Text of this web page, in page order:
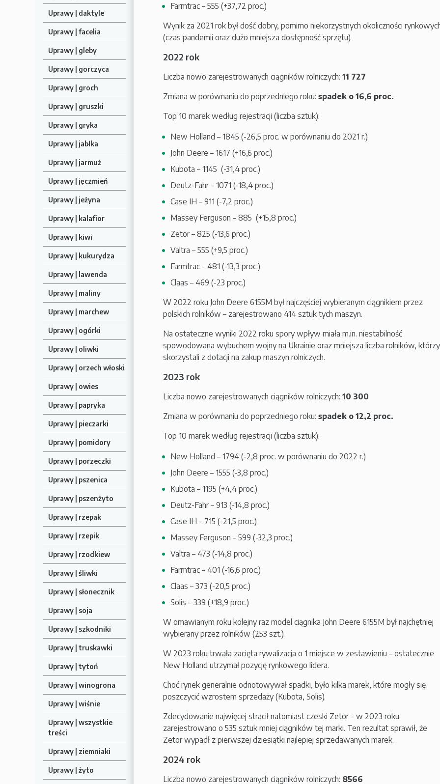
Uprawy | daktyle
Uprawy | facelia
Uprawy | gleby
Uprawy | gorczyca
Uprawy | groch
Uprawy | gruszki
Uprawy | gryka
Uprawy | jabłka
Uprawy | jarmuż
Uprawy | jęczmień
Uprawy | jeżyna
Uprawy | kalafior
Uprawy | kiwi
Uprawy | kukurydza
Uprawy | lawenda
Uprawy | maliny
Uprawy | marchew
Uprawy | ogórki
Uprawy | oliwki
Uprawy | orzech włoski
Uprawy | owies
Uprawy | papryka
Uprawy | pieczarki
Uprawy | pomidory
Uprawy | porzeczki
Uprawy | pszenica
Uprawy | pszenżyto
Uprawy | rzepak
Uprawy | rzepik
Uprawy | rzodkiew
Uprawy | śliwki
Uprawy | słonecznik
Uprawy | soja
Uprawy | szkodniki
Uprawy | truskawki
Uprawy | tytoń
Uprawy | winogrona
Uprawy | wiśnie
Uprawy | wszystkie
treści
Uprawy | ziemniaki
Uprawy | żyto
Farmtrac – 555 (+37,72 proc.)
Wynik za 2021 rok był dość dobry, pomimo niekorzystnych okoliczności
(czas pandemii oraz dużo mniejsza dostępność sprzętu).
2022 rok
Liczba nowo zarejestrowanych ciągników rolniczych: 11 727
Zmiana w porównaniu do poprzedniego roku: spadek o 16,6 proc.
Top 10 marek według rejestracji (liczba sztuk):
New Holland – 1845 (-26,5 proc. w porównaniu do 2021 r.)
John Deere – 1617 (+16,6 proc.)
Kubota – 1145 (-31,4 proc.)
Deutz-Fahr – 1071 (-18,4 proc.)
Case IH – 911 (-7,2 proc.)
Massey Ferguson – 885 (+15,8 proc.)
Zetor – 825 (-13,6 proc.)
Valtra – 555 (+9,5 proc.)
Farmtrac – 481 (-13,3 proc.)
Claas – 469 (-23 proc.)
W 2022 roku John Deere 6155M był najczęściej wybieranym ciągnikiem przez
polskich rolników – zarejestrowano 414 sztuk tych maszyn.
Na ostateczne wyniki 2022 roku spory wpływ miała m.in. niestabilność
spowodowana wybuchem wojny na Ukrainie oraz mniejsza liczba rolników, którzy
skorzystali z dotacji na zakup maszyn rolniczych.
2023 rok
Liczba nowo zarejestrowanych ciągników rolniczych: 10 300
Zmiana w porównaniu do poprzedniego roku: spadek o 12,2 proc.
Top 10 marek według rejestracji (liczba sztuk):
New Holland – 1794 (-2,8 proc. w porównaniu do 2022 r.)
John Deere – 1555 (-3,8 proc.)
Kubota – 1195 (+4,4 proc.)
Deutz-Fahr – 913 (-14,8 proc.)
Case IH – 715 (-21,5 proc.)
Massey Ferguson – 599 (-32,3 proc.)
Valtra – 473 (-14,8 proc.)
Farmtrac – 401 (-16,6 proc.)
Claas – 373 (-20,5 proc.)
Solis – 339 (+18,9 proc.)
W omawianym roku kolejny raz model ciągnika John Deere 6155M był najchętniej
wybierany przez rolników (253 szt.).
W 2023 roku trwała zacięta rywalizacja o 1 miejsce w zestawieniu – ostatecznie
New Holland utrzymał pozycję rynkowego lidera.
Choć rynek generalnie odnotowywał spadki, było kilka marek, które mogły się
poszczycić wzrostem sprzedaży (Kubota, Solis).
Zdecydowanie najwięcej stracił natomiast czeski Zetor – w 2023 roku
zarejestrowano o 535 sztuk mniej ciągników tej marki. Ten rezultat sprawił, że
Zetor wypadł z pierwszej dziesiątki najlepiej sprzedawanych marek.
2024 rok
Liczba nowo zarejestrowanych ciągników rolniczych: 8566